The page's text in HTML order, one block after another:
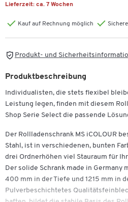
Lieferzeit: ca. 7 Wochen
Kauf auf Rechnung möglich
Produkt- und
Produktbeschreibung
Individualisten, die stets flexibel
Leistung legen, finden mit diesem
Shop Serie Select die passende
Der Rollladenschrank MS iCOLOUR
Stahl, ist in verschiedenen, bunten
drei Ordnerhöhen viel Stauraum für
Der solide Schrank made in Germany
400 mm in der Tiefe und 1215 mm in
Pulverbeschichtetes